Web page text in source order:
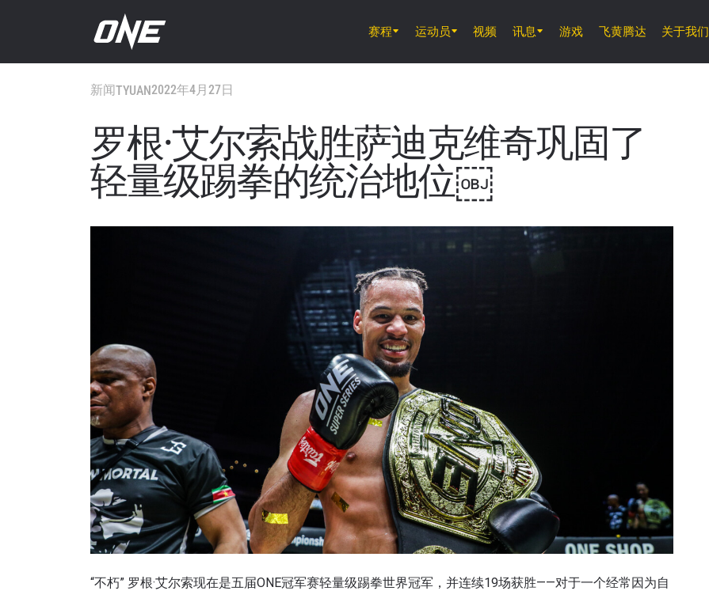
赛程 运动员 视频 讯息 游戏 飞黄腾达 关于我们
新闻TYUAN2022年4月27日
罗根·艾尔索战胜萨迪克维奇巩固了
轻量级踢拳的统治地位￼
“不朽” 罗根·艾尔索现在是五届ONE冠军赛轻量级踢拳世界冠军，并连续19场获胜——对于一个经常因为自